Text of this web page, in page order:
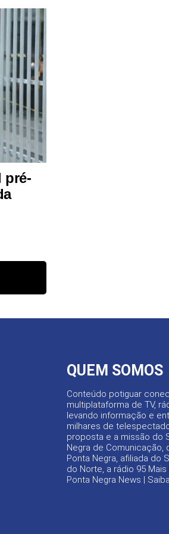
pré-
QUEM SOMOS
Conteúdo potiguar
multiplataforma de TV,
levando informação e
milhares de
proposta e a missão do
Negra de Comunicação,
Ponta Negra, afiliada do
do Norte, a rádio 95 Mais
Ponta Negra News |